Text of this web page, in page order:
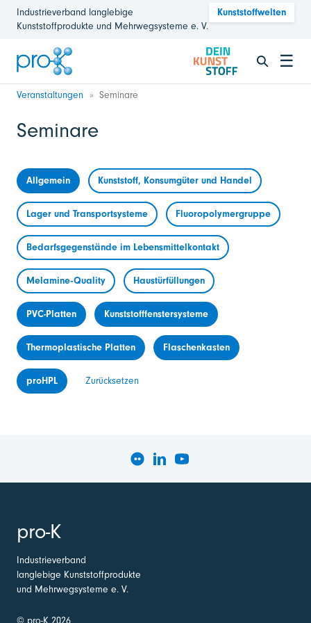
Industrieverband langlebige
Kunststoffprodukte und Mehrwegsysteme e. V.
Kunststoffwelten
☰
Veranstaltungen Seminare
Seminare
Allgemein Kunststoff, Konsumgüter und Handel
Lager und Transportsysteme Fluoropolymergruppe
Bedarfsgegenstände im Lebensmittelkontakt
Melamine-Quality Haustürfüllungen
PVC-Platten Kunststofffenstersysteme
Thermoplastische Platten Flaschenkasten
proHPL Zurücksetzen
pro-K
Industrieverband
langlebige Kunststoffprodukte
und Mehrwegsysteme e. V.
© pro-K 2026